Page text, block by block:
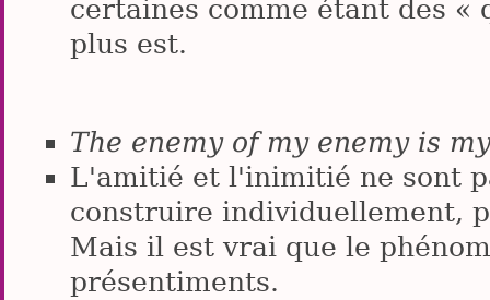
certaines comme étant des
plus est.
The enemy of my enemy is
L'amitié et l'inimitié ne sont
construire individuellement,
Mais il est vrai que le
présentiments.